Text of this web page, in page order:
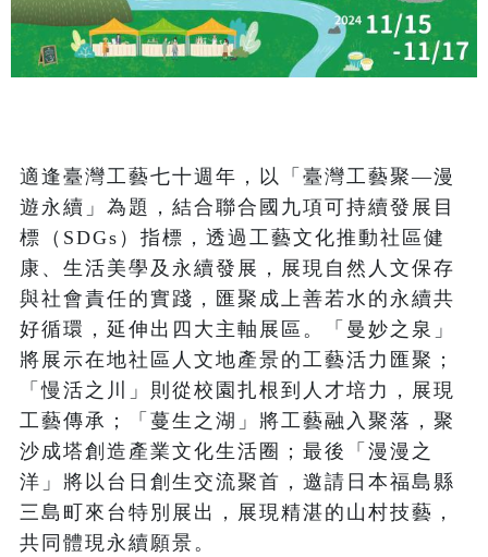
適逢臺灣工藝七十週年，以「臺灣工藝聚—漫
遊永續」為題，結合聯合國九項可持續發展目
標（SDGs）指標，透過工藝文化推動社區健
康、生活美學及永續發展，展現自然人文保存
與社會責任的實踐，匯聚成上善若水的永續共
好循環，延伸出四大主軸展區。「曼妙之泉」
將展示在地社區人文地產景的工藝活力匯聚；
「慢活之川」則從校園扎根到人才培力，展現
工藝傳承；「蔓生之湖」將工藝融入聚落，聚
沙成塔創造產業文化生活圈；最後「漫漫之
洋」將以台日創生交流聚首，邀請日本福島縣
三島町來台特別展出，展現精湛的山村技藝，
共同體現永續願景。